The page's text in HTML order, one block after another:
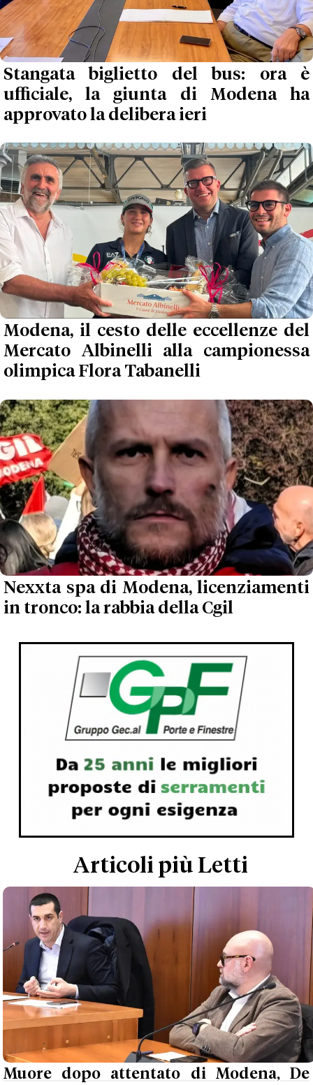
Stangata biglietto del bus: ora è
ufficiale, la giunta di Modena ha
approvato la delibera ieri
Modena, il cesto delle eccellenze del
Mercato Albinelli alla campionessa
olimpica Flora Tabanelli
Nexxta spa di Modena, licenziamenti
in tronco: la rabbia della Cgil
Articoli più Letti
Muore dopo attentato di Modena, De